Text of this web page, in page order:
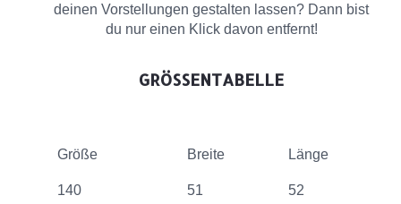
deinen Vorstellungen gestalten lassen? Dann bist
du nur einen Klick davon entfernt!
GRÖSSENTABELLE
Größe Breite Länge
140 51 52